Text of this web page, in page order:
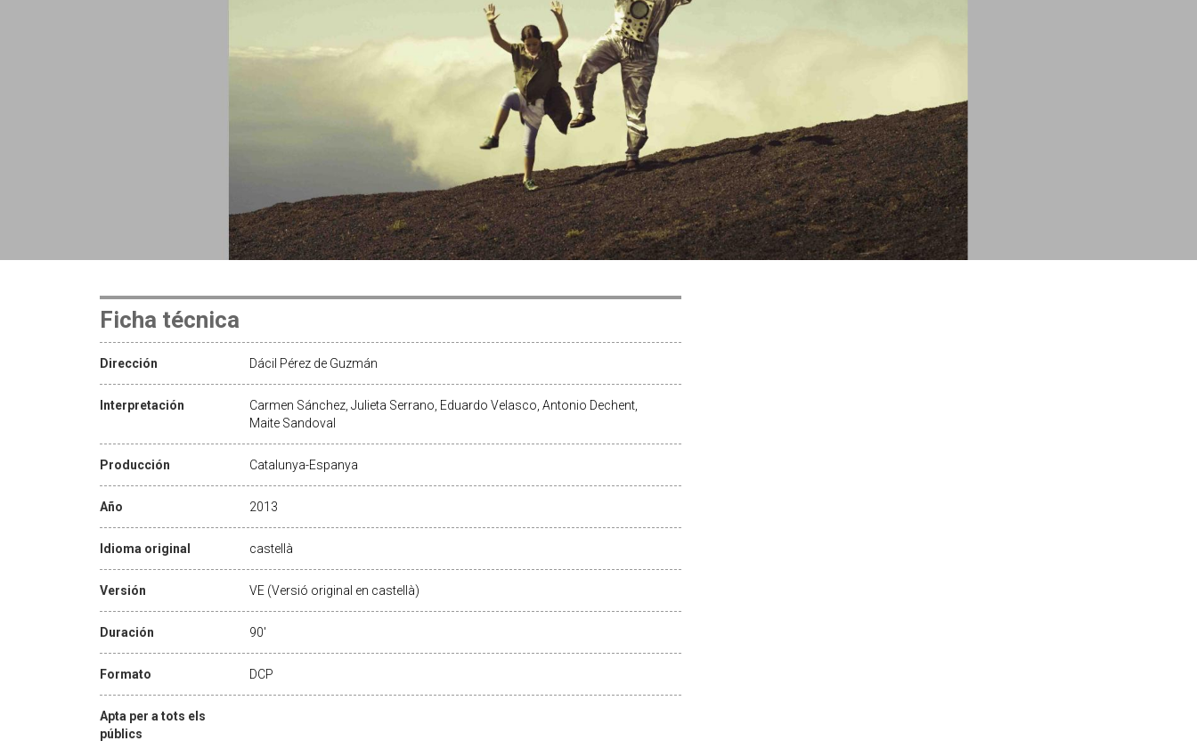
Ficha técnica
Dirección Dácil Pérez de Guzmán
Interpretación
Carmen Sánchez, Julieta Serrano, Eduardo Velasco, Antonio Dechent,
Maite Sandoval
Producción Catalunya-Espanya
Año 2013
Idioma original castellà
Versión VE (Versió original en castellà)
Duración 90'
Formato DCP
Apta per a tots els
públics